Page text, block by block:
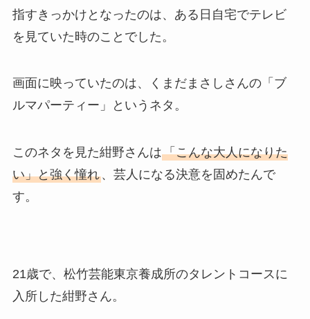
指すきっかけとなったのは、ある日自宅でテレビ
を見ていた時のことでした。
画面に映っていたのは、くまだまさしさんの「ブ
ルマパーティー」というネタ。
このネタを見た紺野さんは「こんな大人になりた
い」と強く憧れ、芸人になる決意を固めたんで
す。
21歳で、松竹芸能東京養成所のタレントコースに
入所した紺野さん。